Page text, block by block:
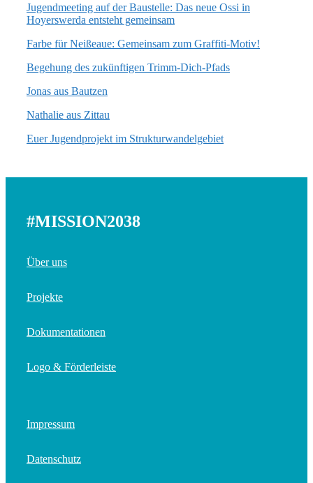
Jugendmeeting auf der Baustelle: Das neue Ossi in
Hoyerswerda entsteht gemeinsam
Farbe für Neißeaue: Gemeinsam zum Graffiti-Motiv!
Begehung des zukünftigen Trimm-Dich-Pfads
Jonas aus Bautzen
Nathalie aus Zittau
Euer Jugendprojekt im Strukturwandelgebiet
#MISSION2038
Über uns
Projekte
Dokumentationen
Logo & Förderleiste
Impressum
Datenschutz